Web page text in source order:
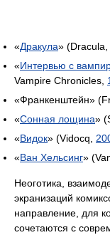
«Дракула» (Dracula,
«Интервью с
Vampire Chronicles,
«Франкенштейн»
«Сонная лощина»
«Видок» (Vidocq,
«Ван Хельсинг»
Неоготика,
экранизаций
направление, для
сочетаются с